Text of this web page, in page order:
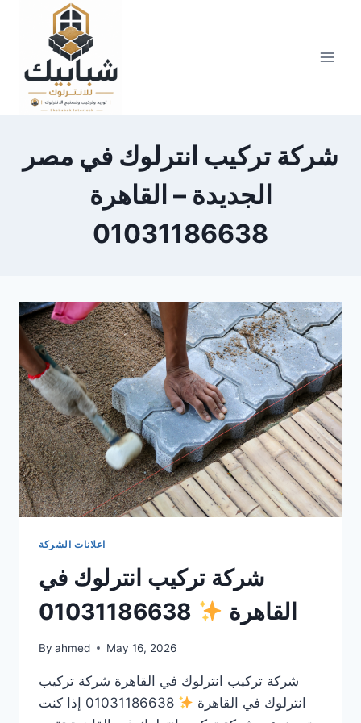
شركة تركيب انترلوك في مصر
الجديدة – القاهرة
01031186638
اعلانات الشركة
شركة تركيب انترلوك في
القاهرة
By ahmed May 16, 2026
شركة تركيب انترلوك في القاهرة شركة تركيب
انترلوك في القاهرة
01031186638 إذا كنت